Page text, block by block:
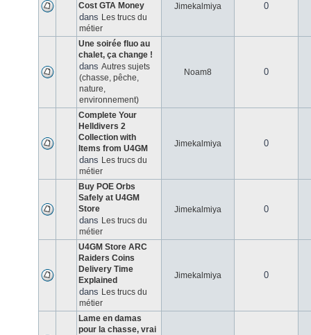
Cost GTA Money
dans Les trucs du
métier
Jimekalmiya 0
Une soirée fluo au
chalet, ça change !
dans Autres sujets
(chasse, pêche,
nature,
environnement)
Noam8 0
Complete Your
Helldivers 2
Collection with
Items from U4GM
dans Les trucs du
métier
Jimekalmiya 0
Buy POE Orbs
Safely at U4GM
Store
dans Les trucs du
métier
Jimekalmiya 0
U4GM Store ARC
Raiders Coins
Delivery Time
Explained
dans Les trucs du
métier
Jimekalmiya 0
Lame en damas
pour la chasse, vrai